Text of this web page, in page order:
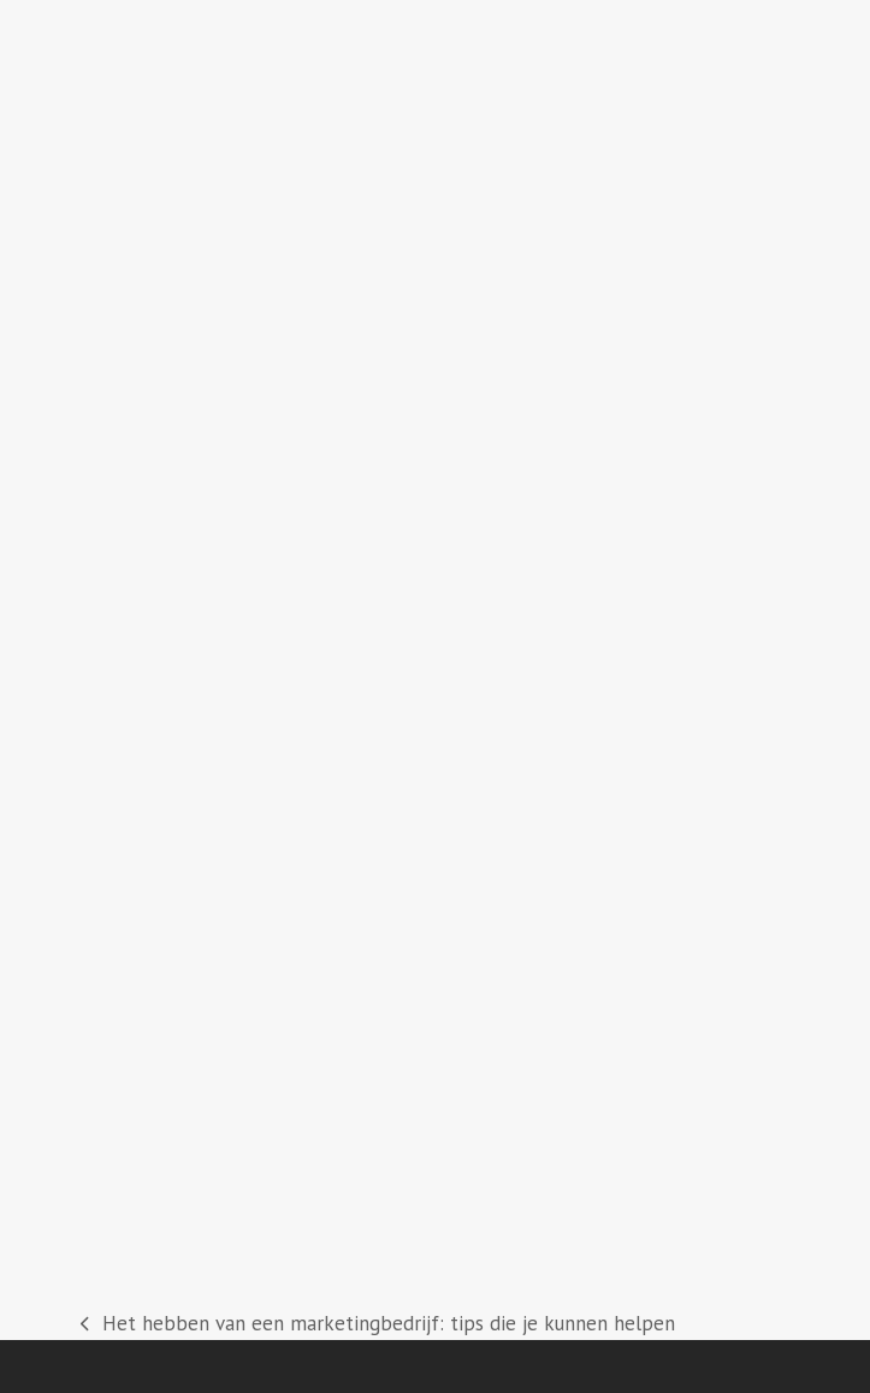
previous
Het hebben van een marketingbedrijf: tips die je kunnen helpen